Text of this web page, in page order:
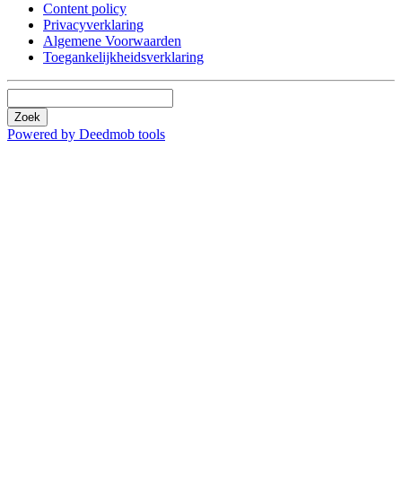
Content policy
Privacyverklaring
Algemene Voorwaarden
Toegankelijkheidsverklaring
Zoek
Powered by Deedmob tools